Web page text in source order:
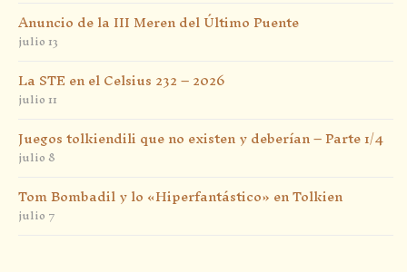
Anuncio de la III Meren del Último Puente
julio 13
La STE en el Celsius 232 – 2026
julio 11
Juegos tolkiendili que no existen y deberían – Parte 1/4
julio 8
Tom Bombadil y lo «Hiperfantástico» en Tolkien
julio 7